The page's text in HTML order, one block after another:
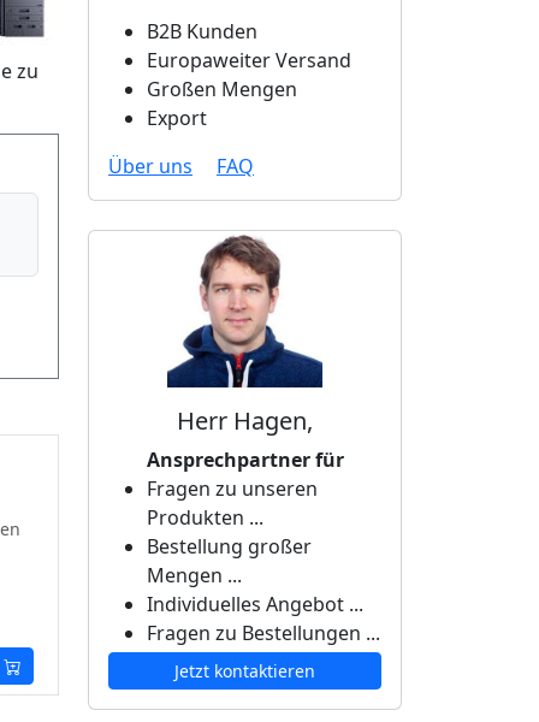
zu
B2B Kunden
Europaweiter Versand
Großen Mengen
Export
Über uns
FAQ
Herr Hagen,
Ansprechpartner für
Fragen zu unseren
Produkten ...
Bestellung großer
Mengen ...
Individuelles Angebot ...
Fragen zu Bestellungen ...
Jetzt kontaktieren